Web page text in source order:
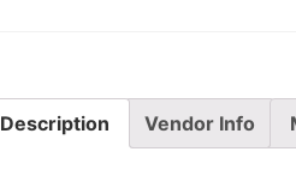
Description Vendor Info